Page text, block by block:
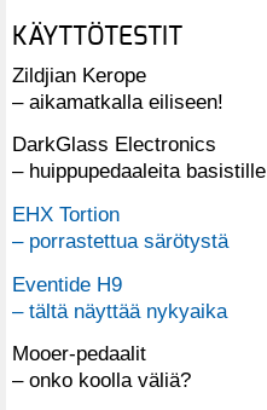
KÄYTTÖTESTIT
Zildjian Kerope
– aikamatkalla eiliseen!
DarkGlass Electronics
– huippupedaaleita basistille
EHX Tortion
– porrastettua särötystä
Eventide H9
– tältä näyttää nykyaika
Mooer-pedaalit
– onko koolla väliä?